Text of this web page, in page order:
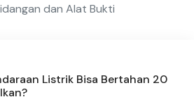
dan Alat Bukti
Listrik Bisa Bertahan 20